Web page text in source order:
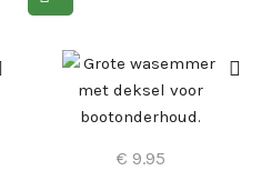
€ 9.95